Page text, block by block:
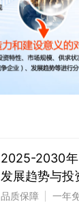
2025-2030
发展趋势与投
品质保障 一年